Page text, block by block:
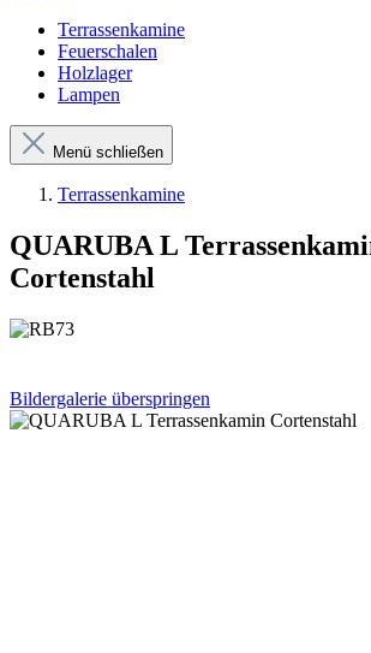
Terrassenkamine
Feuerschalen
Holzlager
Lampen
Menü schließen
Terrassenkamine
QUARUBA L
Cortenstahl
Bildergalerie überspringen